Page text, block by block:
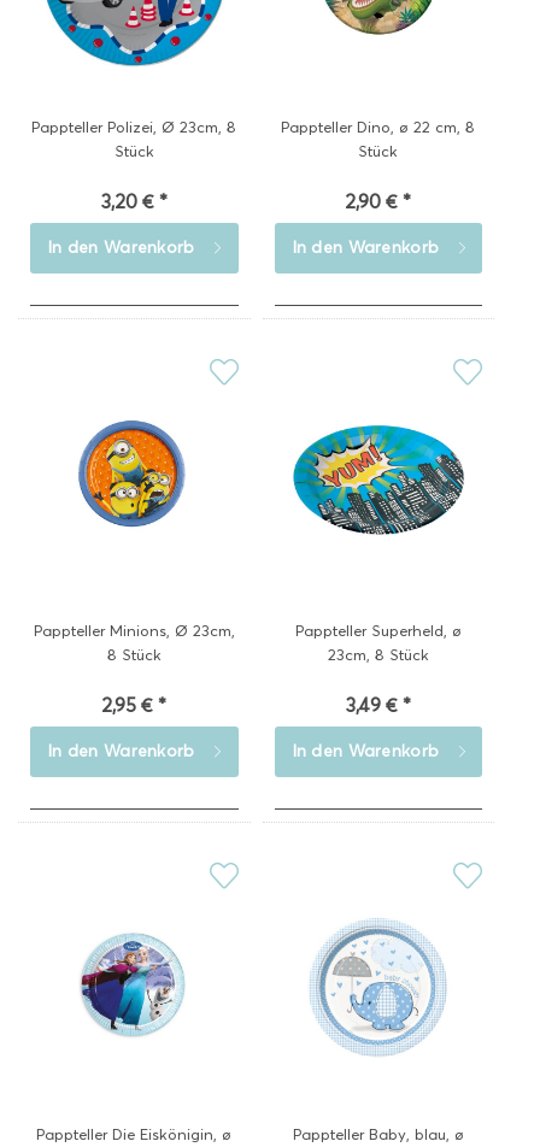
Pappteller Polizei, Ø 23cm, 8
Stück
3,20 € *
In den Warenkorb
Pappteller Dino, ø 22 cm, 8
Stück
2,90 € *
In den Warenkorb
Pappteller Minions, Ø 23cm,
8 Stück
2,95 € *
In den Warenkorb
Pappteller Superheld, ø
23cm, 8 Stück
3,49 € *
In den Warenkorb
Pappteller Die Eiskönigin, ø
Pappteller Baby, blau, ø